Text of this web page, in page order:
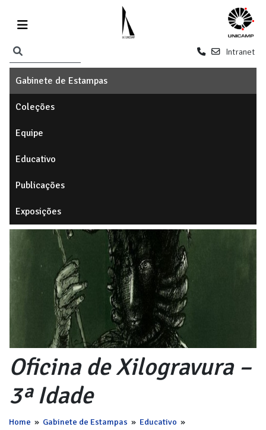
Intranet
Gabinete de Estampas
Coleções
Equipe
Educativo
Publicações
Exposições
Oficina de Xilogravura –
3ª Idade
Home » Gabinete de Estampas » Educativo »